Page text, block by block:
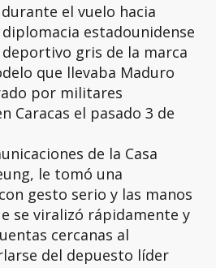
el vuelo hacia
estadounidense
gris de la marca
que llevaba Maduro
por militares
Caracas el pasado 3 de
de la Casa
le tomó una
gesto serio y las manos
se viralizó rápidamente y
cercanas al
del depuesto líder